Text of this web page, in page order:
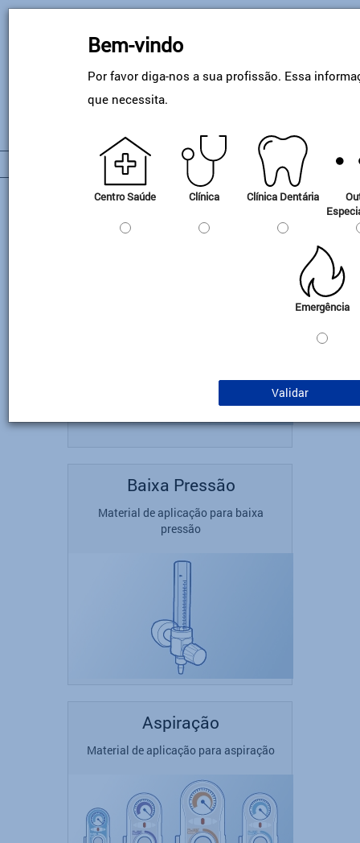
Skip
Bem-vindo
Por favor diga-nos a sua profissão. Essa
que necessita.
Centro Saúde Clínica Clínica Dentária
Emergência
Validar
Material de Aplicação
Baixa Pressão
Material de aplicação para baixa
pressão
Aspiração
Material de aplicação para aspiração